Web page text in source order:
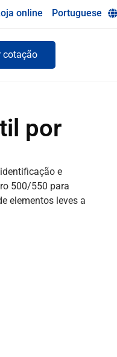
online Portuguese
cotação
por
e
500/550 para
elementos leves a